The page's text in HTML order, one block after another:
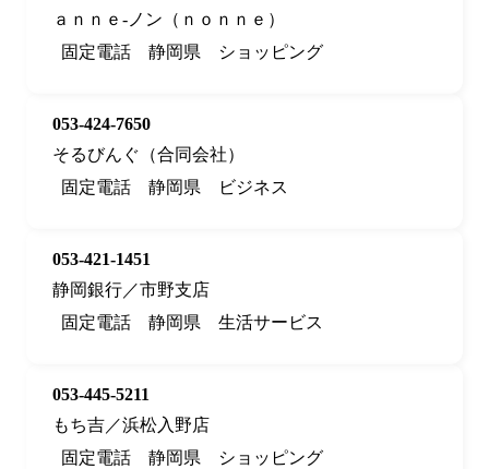
ａｎｎｅ‐ノン（ｎｏｎｎｅ）
固定電話
静岡県 ショッピング
053-424-7650
そるびんぐ（合同会社）
固定電話
静岡県 ビジネス
053-421-1451
静岡銀行／市野支店
固定電話
静岡県 生活サービス
053-445-5211
もち吉／浜松入野店
固定電話
静岡県 ショッピング